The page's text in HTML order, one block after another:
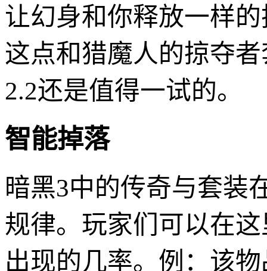
让幻身和你释放一样
这点和猎魔人的掠夺
2.2还是值得一试的。
智能掉落
暗黑3中的传奇与套装
规律。玩家们可以在
出现的几率。例：该